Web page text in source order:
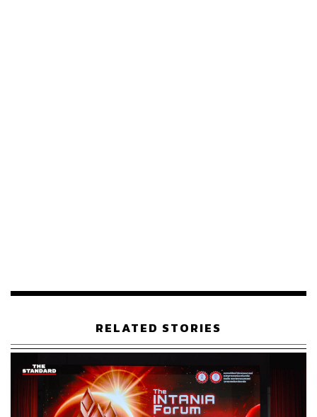
The China House ณ โรงแรมแมนดาริน โอเรียนเต็ล
กรุงเทพฯ
RELATED STORIES